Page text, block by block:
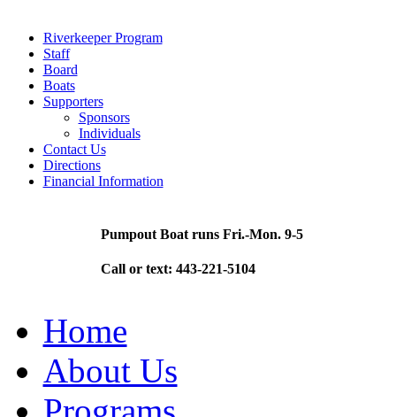
Riverkeeper Program
Staff
Board
Boats
Supporters
Sponsors
Individuals
Contact Us
Directions
Financial Information
Pumpout Boat runs Fri.-Mon. 9-5
Call or text: 443-221-5104
Home
About Us